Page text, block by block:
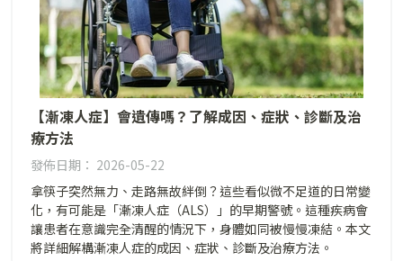
【漸凍人症】會遺傳嗎？了解成因、症狀、診斷及治
療方法
發佈日期： 2026-05-22
拿筷子突然無力、走路無故絆倒？這些看似微不足道的日常變
化，有可能是「漸凍人症（ALS）」的早期警號。這種疾病會
讓患者在意識完全清醒的情況下，身體如同被慢慢凍結。本文
將詳細解構漸凍人症的成因、症狀、診斷及治療方法。